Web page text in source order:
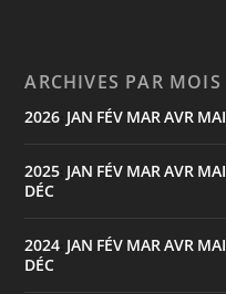
ARCHIVES PAR MOIS
2026 JAN FÉV MARAVR MAI
2025 JAN FÉV MARAVR MAI
DÉC
2024 JAN FÉV MARAVR MAI
DÉC